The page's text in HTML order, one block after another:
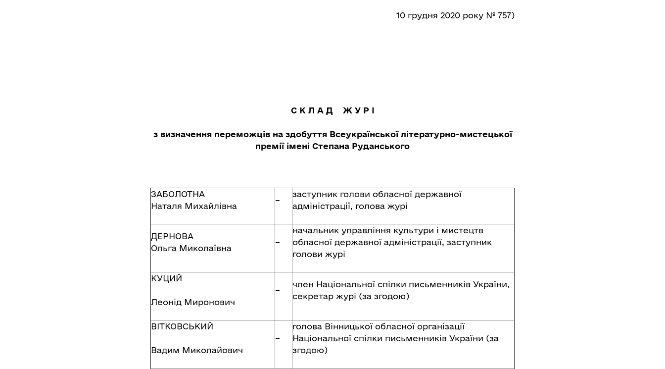
10 грудня 2020 року № 757)
С К Л А Д Ж У Р І
з визначення переможців на здобуття Всеукраїнської літературно-мистецької
премії імені Степана Руданського
ЗАБОЛОТНА
Наталя Михайлівна
–
заступник голови обласної державної
адміністрації, голова журі
ДЕРНОВА
Ольга Миколаївна
–
начальник управління культури і мистецтв
обласної державної адміністрації, заступник
голови журі
КУЦИЙ
Леонід Миронович
–
член Національної спілки письменників України,
секретар журі (за згодою)
ВІТКОВСЬКИЙ
Вадим Миколайович
–
голова Вінницької обласної організації
Національної спілки письменників України (за
згодою)